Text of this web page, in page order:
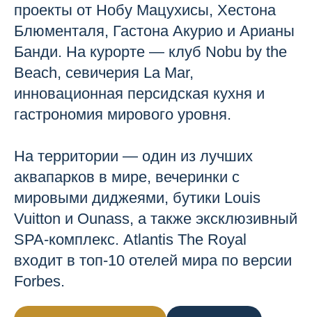
проекты от Нобу Мацухисы, Хестона
Блюменталя, Гастона Акурио и Арианы
Банди. На курорте — клуб Nobu by the
Beach, севичерия La Mar,
инновационная персидская кухня и
гастрономия мирового уровня.
На территории — один из лучших
аквапарков в мире, вечеринки с
мировыми диджеями, бутики Louis
Vuitton и Ounass, а также эксклюзивный
SPA-комплекс. Atlantis The Royal
входит в топ-10 отелей мира по версии
Forbes.